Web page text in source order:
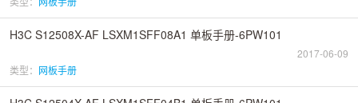
H3C S12508X-AF LSXM1SFF08A1 单板手册-6PW101
2017-06-09
类型： 网板手册